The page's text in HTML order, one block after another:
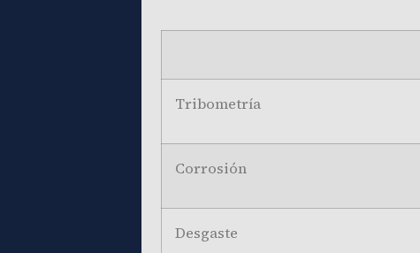
Tribometría
Corrosión
Desgaste